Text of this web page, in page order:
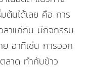
ต้นได้เลย คือ การ
ลาแก่กัน มีกิจกรรม
ย อาทิเช่น การออก
ลาด ทำกับข้าว